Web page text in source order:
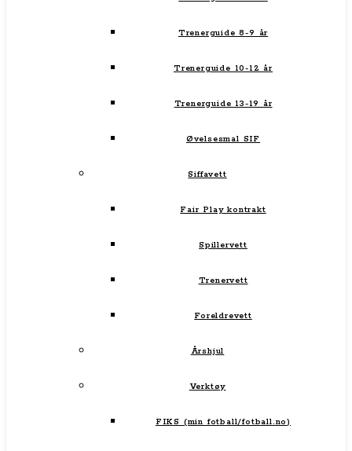
Trenerguide 8-9 år
Trenerguide 10-12 år
Trenerguide 13-19 år
Øvelsesmal SIF
Siffavett
Fair Play kontrakt
Spillervett
Trenervett
Foreldrevett
Årshjul
Verktøy
FIKS (min fotball/fotball.no)